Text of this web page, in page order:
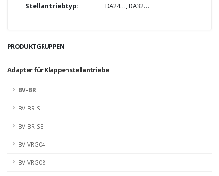
Stellantriebtyp:
DA24…, DA32…
PRODUKTGRUPPEN
Adapter für Klappenstellantriebe
BV-BR
BV-BR-S
BV-BR-SE
BV-VRG04
BV-VRG08